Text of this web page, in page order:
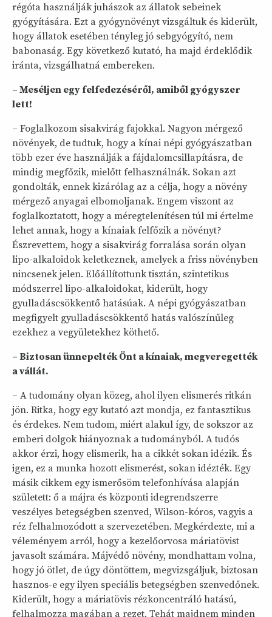
régóta használják juhászok az állatok sebeinek
gyógyítására. Ezt a gyógynövényt vizsgáltuk és kiderült,
hogy állatok esetében tényleg jó sebgyógyító, nem
babonaság. Egy következő kutató, ha majd érdeklődik
iránta, vizsgálhatná embereken.
– Meséljen egy felfedezéséről, amiből gyógyszer
lett!
– Foglalkozom sisakvirág fajokkal. Nagyon mérgező
növények, de tudtuk, hogy a kínai népi gyógyászatban
több ezer éve használják a fájdalomcsillapításra, de
mindig megfőzik, mielőtt felhasználnák. Sokan azt
gondolták, ennek kizárólag az a célja, hogy a növény
mérgező anyagai elbomoljanak. Engem viszont az
foglalkoztatott, hogy a méregtelenítésen túl mi értelme
lehet annak, hogy a kínaiak felfőzik a növényt?
Észrevettem, hogy a sisakvirág forralása során olyan
lipo-alkaloidok keletkeznek, amelyek a friss növényben
nincsenek jelen. Előállítottunk tisztán, szintetikus
módszerrel lipo-alkaloidokat, kiderült, hogy
gyulladáscsökkentő hatásúak. A népi gyógyászatban
megfigyelt gyulladáscsökkentő hatás valószínűleg
ezekhez a vegyületekhez köthető.
– Biztosan ünnepelték Önt a kínaiak, megveregették
a vállát.
– A tudomány olyan közeg, ahol ilyen elismerés ritkán
jön. Ritka, hogy egy kutató azt mondja, ez fantasztikus
és érdekes. Nem tudom, miért alakul így, de sokszor az
emberi dolgok hiányoznak a tudományból. A tudós
akkor érzi, hogy elismerik, ha a cikkét sokan idézik. És
igen, ez a munka hozott elismerést, sokan idézték. Egy
másik cikkem egy ismerősöm telefonhívása alapján
született: ő a májra és központi idegrendszerre
veszélyes betegségben szenved, Wilson-kóros, vagyis a
réz felhalmozódott a szervezetében. Megkérdezte, mi a
véleményem arról, hogy a kezelőorvosa máriatövist
javasolt számára. Májvédő növény, mondhattam volna,
hogy jó ötlet, de úgy döntöttem, megvizsgáljuk, biztosan
hasznos-e egy ilyen speciális betegségben szenvedőnek.
Kiderült, hogy a máriatövis rézkoncentráló hatású,
felhalmozza magában a rezet. Tehát majdnem minden